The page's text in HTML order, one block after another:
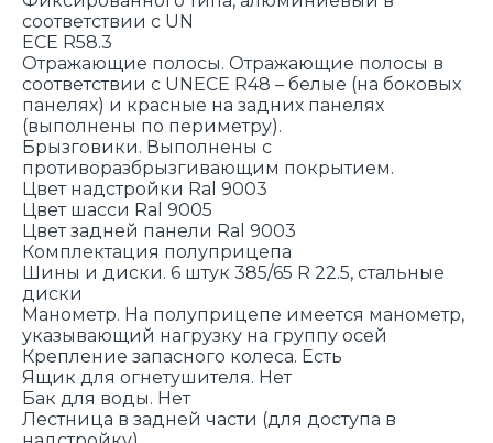
соответствии с UN
ECE R58.3
Отражающие полосы. Отражающие полосы в
соответствии с UNECE R48 – белые (на боковых
панелях) и красные на задних панелях
(выполнены по периметру).
Брызговики. Выполнены с
противоразбрызгивающим покрытием.
Цвет надстройки Ral 9003
Цвет шасси Ral 9005
Цвет задней панели Ral 9003
Комплектация полуприцепа
Шины и диски. 6 штук 385/65 R 22.5, стальные
диски
Манометр. На полуприцепе имеется манометр,
указывающий нагрузку на группу осей
Крепление запасного колеса. Есть
Ящик для огнетушителя. Нет
Бак для воды. Нет
Лестница в задней части (для доступа в